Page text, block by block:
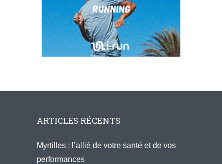
ARTICLES RÉCENTS
Myrtilles : l’allié de votre santé et de vos
performances